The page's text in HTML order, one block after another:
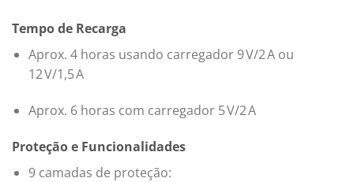
Tempo de Recarga
Aprox. 4 horas usando carregador 9 V/2 A ou
12 V/1,5 A
Aprox. 6 horas com carregador 5 V/2 A
Proteção e Funcionalidades
9 camadas de proteção: